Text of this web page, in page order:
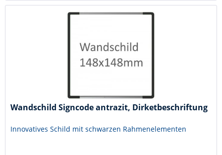
Wandschild Signcode antrazit, Dirketbeschriftung
Innovatives Schild mit schwarzen Rahmenelementen